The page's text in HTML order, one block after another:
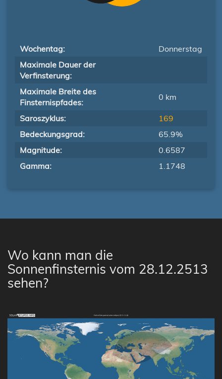
Wochentag:
Donnerstag
Maximale Dauer der
Verfinsterung:
Maximale Breite des
Finsternispfades:
0 km
Saroszyklus:
169
Bedeckungsgrad:
65.9%
Magnitude:
0.6587
Gamma:
1.1748
Wo kann man die
Sonnenfinsternis vom 28.12.2513
sehen?